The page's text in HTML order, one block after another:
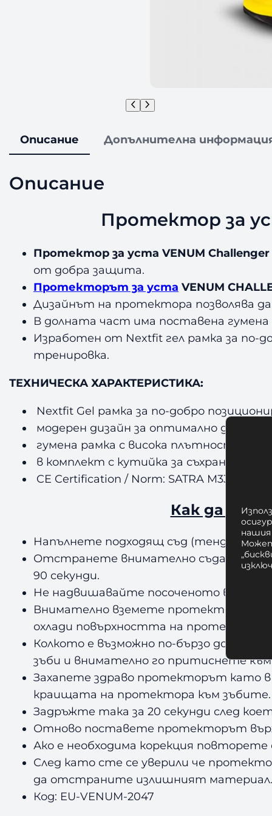
Описание Допълнителна
Описание
Протектор за
Протектор за уста VENUM
от добра защита.
Протекторът за уста VENUM
Дизайнът на протектора позволява
В долната част има поставена
Изработен от Nextfit гел рамка за по-
тренировка.
ТЕХНИЧЕСКА ХАРАКТЕРИСТИКА:
Nextfit Gel рамка за по-добро
модерен дизайн за оптимално дишане
гумена рамка с висока плътност за
в комплект с кутийка за съхранение
CE Certification / Norm: SATRA M33:2011.
Как да
Напълнете подходящ съд (тенджера)
Отстранете внимателно съда от
90 секунди.
Не надвишавайте посоченото време.
Внимателно вземете протекторът с
охлади повърхността на протектора.
Колкото е възможно по-бързо докато
зъби и внимателно го притиснете
Захапете здраво протекторът като
краищата на протектора към зъбите.
Задръжте така за 20 секунди след
Отново поставете протекторът
Ако е необходима корекция
След като сте се уверили че
да отстраните излишният материал.
Код: EU-VENUM-2047